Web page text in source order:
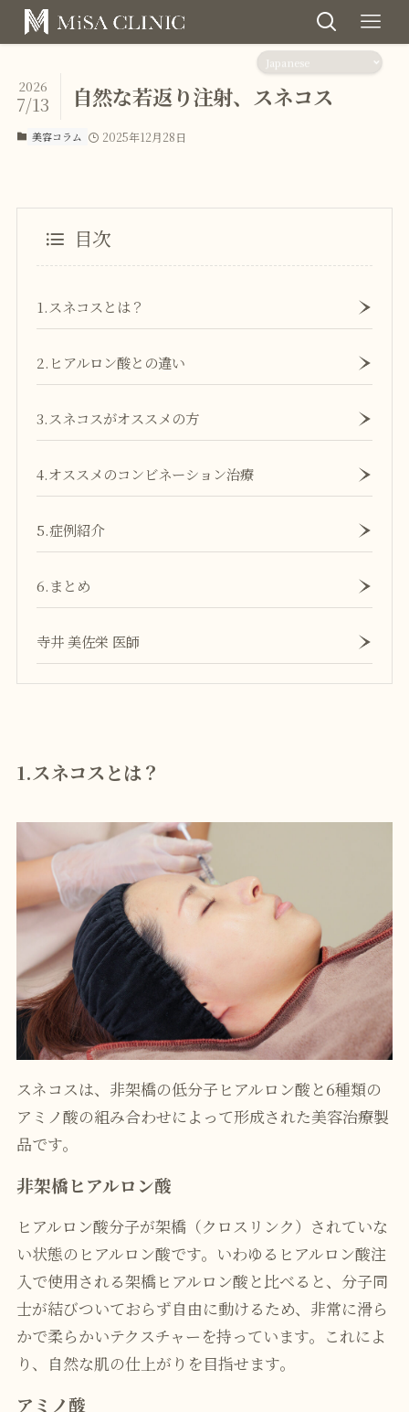
自然な若返り注射、スネコス
2026
7/13
美容コラム 2025年12月28日
目次
1.スネコスとは？
2.ヒアルロン酸との違い
3.スネコスがオススメの方
4.オススメのコンビネーション治療
5.症例紹介
6.まとめ
寺井 美佐栄 医師
1.スネコスとは？
スネコスは、非架橋の低分子ヒアルロン酸と6種類の
アミノ酸の組み合わせによって形成された美容治療製
品です。
非架橋ヒアルロン酸
ヒアルロン酸分子が架橋（クロスリンク）されていな
い状態のヒアルロン酸です。いわゆるヒアルロン酸注
入で使用される架橋ヒアルロン酸と比べると、分子同
士が結びついておらず自由に動けるため、非常に滑ら
かで柔らかいテクスチャーを持っています。これによ
り、自然な肌の仕上がりを目指せます。
アミノ酸